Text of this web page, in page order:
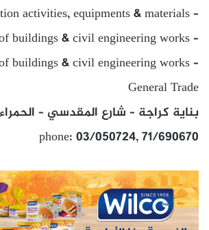
activities, equipments & materials –
buildings & civil engineering works –
buildings & civil engineering works –
General Trade
بناية كراجة – شارع المقدسي –
phone: 03/050724, 71/690670